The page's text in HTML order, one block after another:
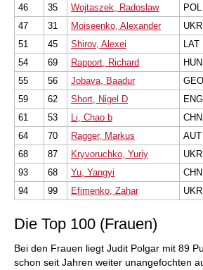
46
35 Wojtaszek, Radoslaw POL
47
31 Moiseenko, Alexander UKR
51
45 Shirov, Alexei LAT
54
69 Rapport, Richard HUN
55
56 Jobava, Baadur GEO
59
62 Short, Nigel D ENG
61
53 Li, Chao b CHN
64
70 Ragger, Markus AUT
68
87 Kryvoruchko, Yuriy UKR
93
68 Yu, Yangyi CHN
94
99 Efimenko, Zahar UKR
Die Top 100 (Frauen)
Bei den Frauen liegt Judit Polgar mit 89
schon seit Jahren weiter unangefochten